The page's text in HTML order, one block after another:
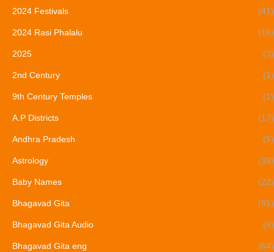
2024 Festivals (41)
2024 Rasi Phalalu (16)
2025 (3)
2nd Century (1)
9th Century Temples (1)
A.P Districts (17)
Andhra Pradesh (5)
Astrology (38)
Baby Names (22)
Bhagavad Gita (91)
Bhagavad Gita Audio (8)
Bhagavad Gita eng (64)